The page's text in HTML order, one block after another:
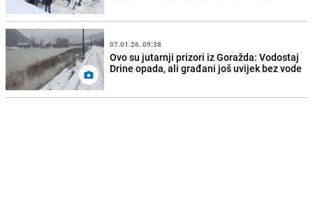
07.01.26. 09:38
Ovo su jutarnji prizori iz Goražda: Vodostaj
Drine opada, ali građani još uvijek bez vode